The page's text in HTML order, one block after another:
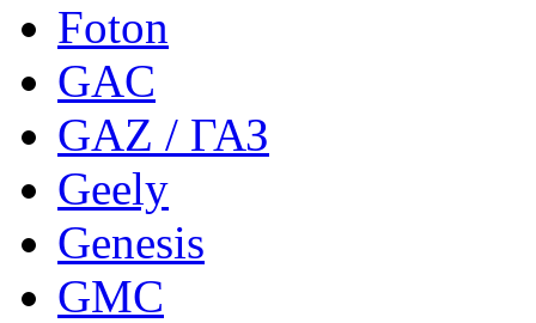
Foton
GAC
GAZ / ГАЗ
Geely
Genesis
GMC